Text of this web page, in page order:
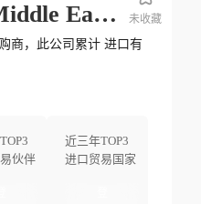
Global Boller Middle East Marine Eq
商，此公司累计 进口有
伙伴
近三年TOP3
进口贸易国家
未收藏